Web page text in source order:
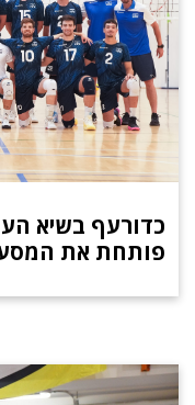
כדורעף בשיא
פותחת את המסע